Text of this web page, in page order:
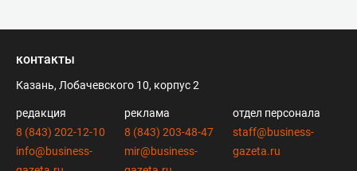
контакты
Казань, Лобачевского 10, корпус 2
редакция
8 (843) 202-12-10
info@business-
реклама
8 (843) 203-48-47
mir@business-
отдел персонала
staff@business-
gazeta.ru